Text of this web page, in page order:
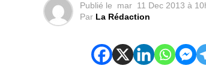
Publié le mar 11 Dec 2013 à
Par La Rédaction